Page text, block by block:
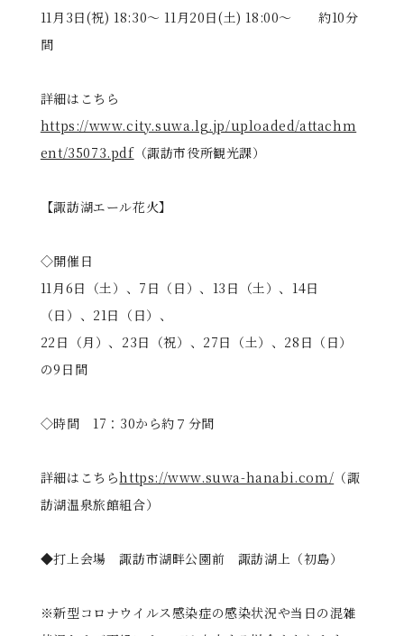
11月3日(祝) 18:30〜 11月20日(土) 18:00〜 約10分
間
詳細はこちら
https://www.city.suwa.lg.jp/uploaded/attachm
ent/35073.pdf（諏訪市役所観光課）
【諏訪湖エール花火】
◇開催日
11月6日（土）、7日（日）、13日（土）、14日
（日）、21日（日）、
22日（月）、23日（祝）、27日（土）、28日（日）
の9日間
◇時間 17：30から約７分間
詳細はこちらhttps://www.suwa-hanabi.com/ （諏
訪湖温泉旅館組合）
◆打上会場 諏訪市湖畔公園前 諏訪湖上（初島）
※新型コロナウイルス感染症の感染状況や当日の混雑